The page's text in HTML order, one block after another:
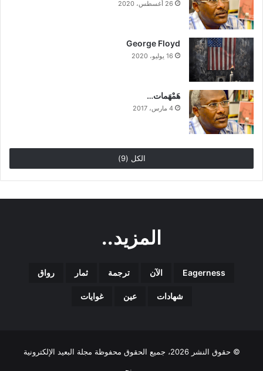
26 أغسطس، 2020
George Floyd
16 يوليو، 2020
هَمْهَمات…
4 مارس، 2017
الكل (9)
المزيد..
Eagerness الآن ترجمة ثمار رواق
شهادات عين غوايات
© حقوق النشر 2026، جميع الحقوق محفوظة مجلة البعيد الإلكترونية